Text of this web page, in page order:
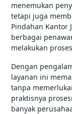
menemukan
tetapi juga
Pindahan Kantor
berbagai
melakukan
Dengan
layanan ini
tanpa
praktisnya
banyak